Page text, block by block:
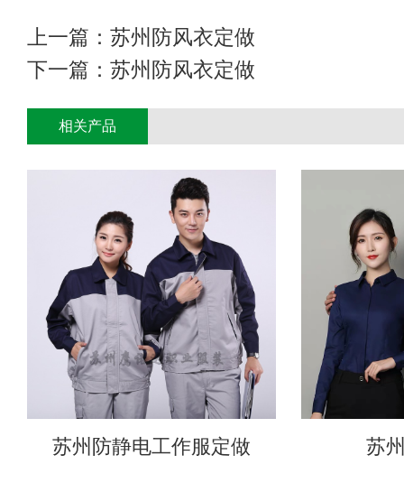
上一篇： 苏州防风衣定做
下一篇： 苏州防风衣定做
相关产品
苏州防静电工作服定做 苏